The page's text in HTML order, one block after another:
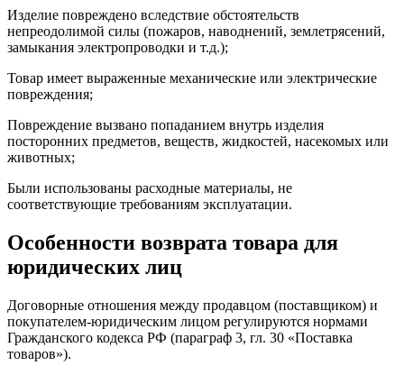
Изделие повреждено вследствие обстоятельств
непреодолимой силы (пожаров, наводнений, землетрясений,
замыкания электропроводки и т.д.);
Товар имеет выраженные механические или электрические
повреждения;
Повреждение вызвано попаданием внутрь изделия
посторонних предметов, веществ, жидкостей, насекомых или
животных;
Были использованы расходные материалы, не
соответствующие требованиям эксплуатации.
Особенности возврата товара для
юридических лиц
Договорные отношения между продавцом (поставщиком) и
покупателем-юридическим лицом регулируются нормами
Гражданского кодекса РФ (параграф 3, гл. 30 «Поставка
товаров»).